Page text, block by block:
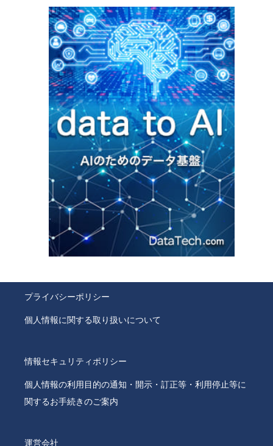
プライバシーポリシー
個人情報に関する取り扱いについて
情報セキュリティポリシー
個人情報の利用目的の通知・開示・訂正等・利用停止等に
関するお手続きのご案内
運営会社